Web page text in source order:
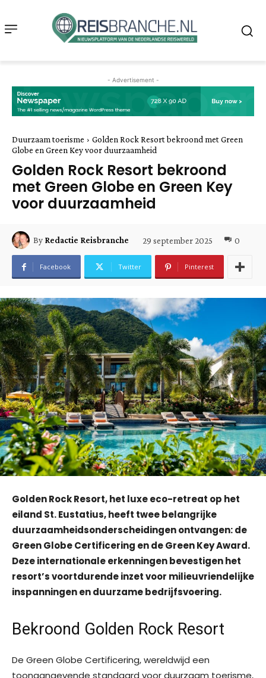
- Advertisement -
Duurzaam toerisme
Golden Rock Resort bekroond met Green
Globe en Green Key voor duurzaamheid
Golden Rock Resort bekroond
met Green Globe en Green Key
voor duurzaamheid
By Redactie Reisbranche 29 september 2025 0
Facebook Twitter Pinterest
Golden Rock Resort, het luxe eco-retreat op het
eiland St. Eustatius, heeft twee belangrijke
duurzaamheids­onderscheidingen ontvangen: de
Green Globe Certificering en de Green Key Award.
Deze internationale erkenningen bevestigen het
resort’s voortdurende inzet voor milieuvriendelijke
inspanningen en duurzame bedrijfsvoering.
Bekroond Golden Rock Resort
De Green Globe Certificering, wereldwijd een
toonaangevende standaard voor duurzaam toerisme,